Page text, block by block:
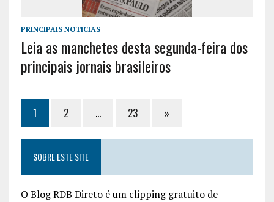
PRINCIPAIS NOTICIAS
Leia as manchetes desta segunda-feira dos
principais jornais brasileiros
1 2 … 23 »
SOBRE ESTE SITE
O Blog RDB Direto é um clipping gratuito de